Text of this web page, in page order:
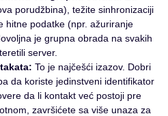
porudžbina), težite sinhronizaciji
hitne podatke (npr. ažuriranje
je grupna obrada na svakih
server.
To je najčešći izazov. Dobri
da koriste jedinstveni identifikator
da li kontakt već postoji pre
završićete sa više unaza za